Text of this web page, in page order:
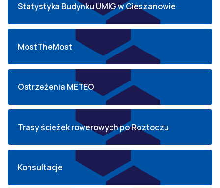
Statystyka Budynku UMIG w Cieszanowie
MostTheMost
Ostrzeżenia METEO
Trasy ścieżek rowerowych po Roztoczu
Konsultacje